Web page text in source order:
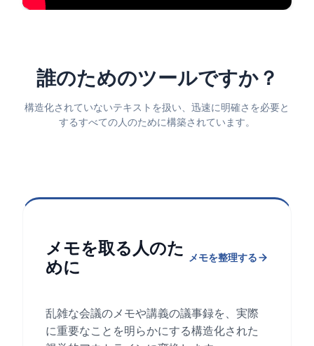
誰のためのツールですか？
構造化されていないテキストを扱い、迅速に明確さを必要と
するすべての人のために構築されています。
メモを取る人のた
めに
メモを整理する
乱雑な会議のメモや講義の議事録を、実際
に重要なことを明らかにする構造化された